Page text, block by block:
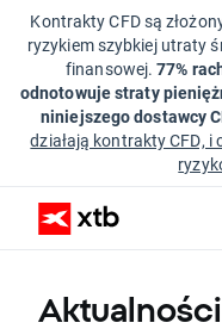
Kontrakty CFD są
ryzykiem szybkiej utraty
finansowej.77%
odnotowuje straty
niniejszego dostawcy
działają kontrakty CFD,
Aktualności